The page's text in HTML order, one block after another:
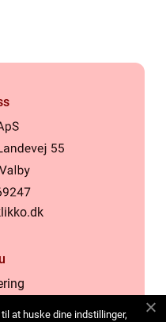
at huske dine indstillinger,